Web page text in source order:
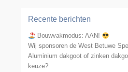
Recente berichten
Bouwvakmodus: AAN!
Wij sponsoren de West Betuwe
Aluminium dakgoot of zinken
keuze?